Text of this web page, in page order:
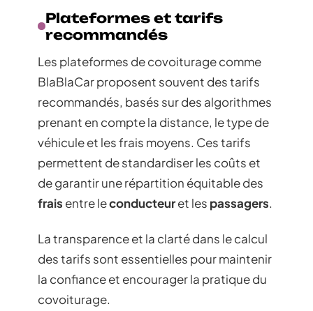
Plateformes et tarifs
recommandés
Les plateformes de covoiturage comme
BlaBlaCar proposent souvent des tarifs
recommandés, basés sur des algorithmes
prenant en compte la distance, le type de
véhicule et les frais moyens. Ces tarifs
permettent de standardiser les coûts et
de garantir une répartition équitable des
frais entre leconducteuret les passagers.
La transparence et la clarté dans le calcul
des tarifs sont essentielles pour maintenir
la confiance et encourager la pratique du
covoiturage.